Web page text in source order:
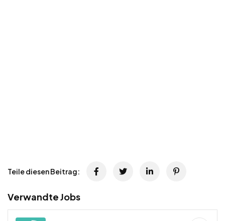
Teile diesen Beitrag:
Verwandte Jobs